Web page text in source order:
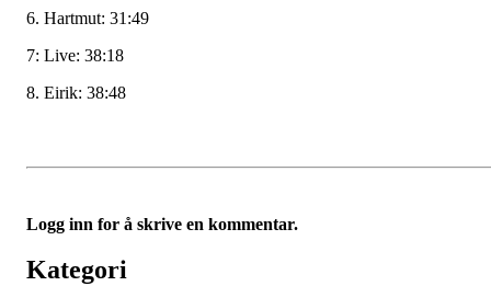
6. Hartmut: 31:49
7: Live: 38:18
8. Eirik: 38:48
Logg inn for å skrive en kommentar.
Kategori